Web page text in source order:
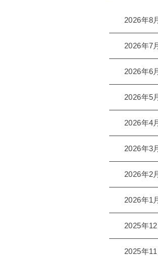
2026年8
2026年7
2026年6
2026年5
2026年4
2026年3
2026年2
2026年1
2025年12
2025年11